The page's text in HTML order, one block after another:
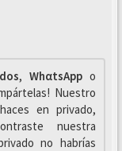
, WhαtsAppo
Nuestro
en privado,
nuestra
no habrías